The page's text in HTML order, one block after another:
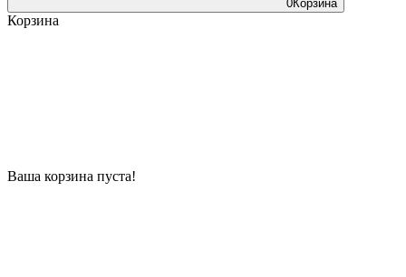
0Корзина
Корзина
Ваша корзина пуста!